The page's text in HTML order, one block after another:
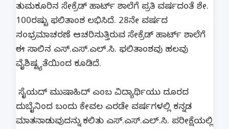
ತುಮಕೂರಿನ ಸೇಕ್ರೆಡ್ ಹಾರ್ಟ್ ಶಾಲೆಗೆ ಪ್ರತಿ ವರ್ಷದಂತೆ ಶೇ.
100ರಷ್ಟು ಫಲಿತಾಂಶ ಲಭಿಸಿದೆ. 28ನೇ ವರ್ಷದ
ಸಂಭ್ರಮಾಚರಣೆ ಆಚರಿಸುತ್ತಿರುವ ಸೇಕ್ರೆಡ್ ಹಾರ್ಟ್ ಶಾಲೆಗೆ
ಈ ಸಾಲಿನ ಎಸ್.ಎಸ್.ಎಲ್.ಸಿ. ಫಲಿತಾಂಶವು ಹಲವು
ವೈಶಿಷ್ಟ್ಯತೆಯಿಂದ ಕೂಡಿದೆ.
ಸೈಯದ್ ಮುಷಾಹಿದ್ ಎಂಬ ವಿದ್ಯಾರ್ಥಿಯು ದೂರದ
ದುಬೈನಿಂದ ಬಂದು ಕೇವಲ ಎರಡೇ ವರ್ಷಗಳಲ್ಲಿ ಕನ್ನಡ
ಮಾತನಾಡುವುದನ್ನು ಕಲಿತು ಎಸ್.ಎಸ್.ಎಲ್.ಸಿ. ಪರೀಕ್ಷೆಯಲ್ಲಿ